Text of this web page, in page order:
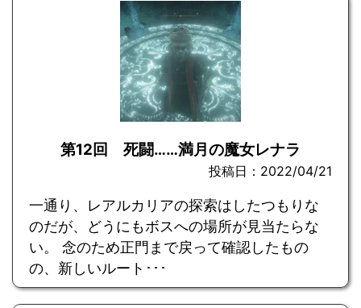
第12回 死闘……満月の魔女レナラ
投稿日：2022/04/21
一通り、レアルカリアの探索はしたつもりな
のだが、どうにもボスへの場所が見当たらな
い。 念のため正門まで戻って確認したもの
の、新しいルート･･･